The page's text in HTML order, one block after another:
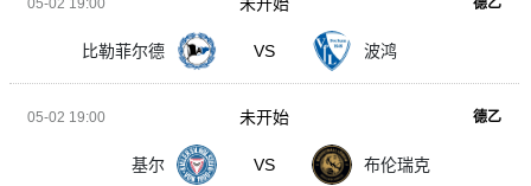
05-02 19:00 德乙
比勒菲尔德 VS 波鸿
05-02 19:00 德乙
基尔 VS 布伦瑞克
未开始